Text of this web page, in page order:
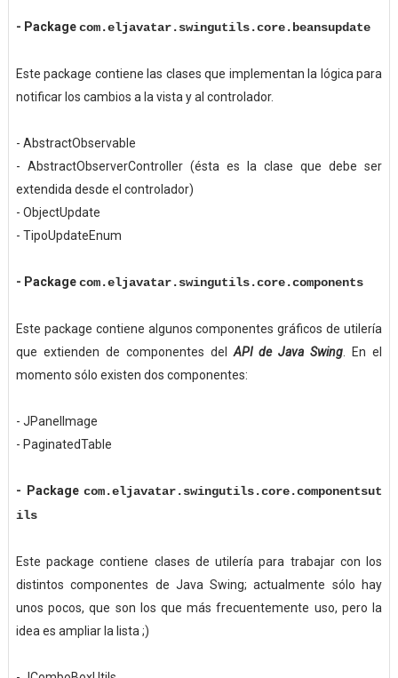
- Packagecom.eljavatar.swingutils.core.beansupdate
Este package contiene las clases que implementan la lógica para
notificar los cambios a la vista y al controlador.
- AbstractObservable
- AbstractObserverController (ésta es la clase que debe ser
extendida desde el controlador)
- ObjectUpdate
- TipoUpdateEnum
- Packagecom.eljavatar.swingutils.core.components
Este package contiene algunos componentes gráficos de utilería
que extienden de componentes del API de Java Swing . En el
momento sólo existen dos componentes:
- JPanelImage
- PaginatedTable
- Package com.eljavatar.swingutils.core.componentsut
ils
Este package contiene clases de utilería para trabajar con los
distintos componentes de Java Swing; actualmente sólo hay
unos pocos, que son los que más frecuentemente uso, pero la
idea es ampliar la lista ;)